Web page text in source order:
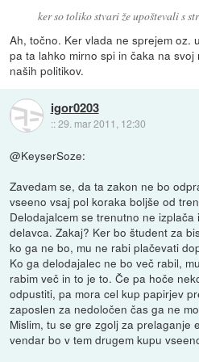
ker so toliko stvari že upoštevali s
Ah, točno. Ker vlada ne sprejem oz.
pa ta lahko mirno spi in čaka na
naših politikov.
igor0203
::29. mar 2011, 12:30
@KeyserSoze:
Zavedam se, da ta zakon ne bo
vseeno vsaj pol koraka boljše od
Delodajalcem se trenutno ne
delavca. Zakaj? Ker bo študent za
ko ga ne bo, mu ne rabi plačevati
Ko ga delodajalec ne bo več rabil,
rabim več in to je to. Če pa hoče
odpustiti, pa mora cel kup papirjev
zaposlen za nedoločen čas ga ne
Mislim, tu se gre zgolj za prelaganje
vendar bo v tem drugem kupu